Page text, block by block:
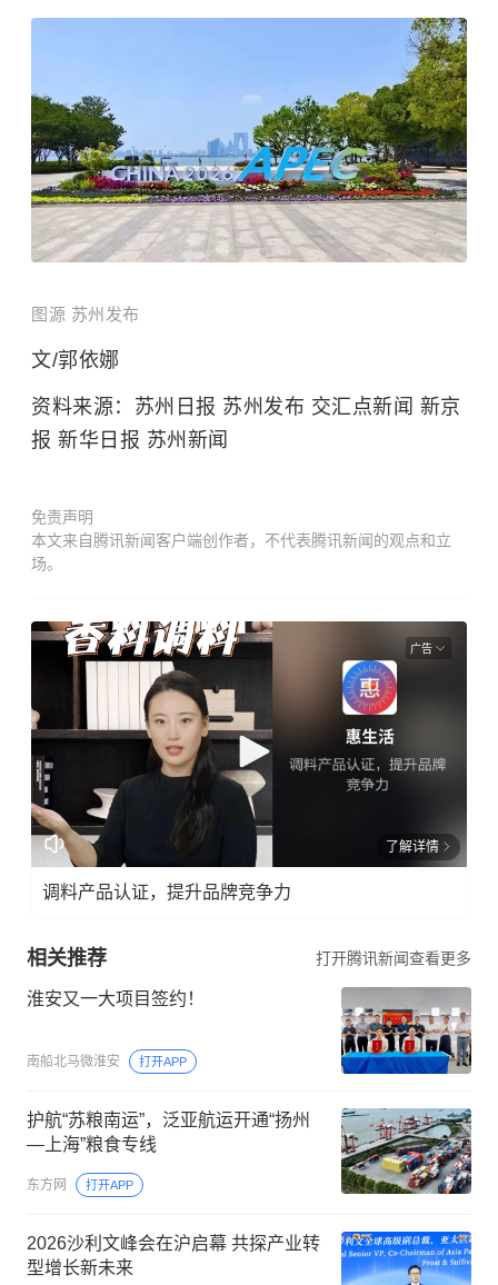
图源 苏州发布
文/郭依娜
资料来源：苏州日报 苏州发布 交汇点新闻 新京
报 新华日报 苏州新闻
免责声明
本文来自腾讯新闻客户端创作者，不代表腾讯新闻的观点和立
场。
广告
了解详情
调料产品认证，提升品牌竞争力
相关推荐 打开腾讯新闻查看更多
淮安又一大项目签约！
南船北马微淮安 打开APP
护航“苏粮南运”，泛亚航运开通“扬州
—上海”粮食专线
东方网 打开APP
2026沙利文峰会在沪启幕 共探产业转
型增长新未来